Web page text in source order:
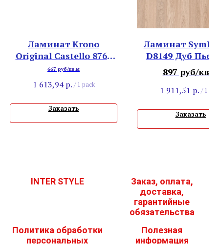
Ламинат Krono
Original Castello 8766
Венге Киото
667 руб/кв.м
1 613,94 р. / 1 pack
Заказать
Ламинат
D8149 Дуб
897 руб/кв.м
1 911,51 р. / 1
Заказать
INTER STYLE
Заказ, оплата,
доставка,
гарантийные
обязательства
Политика обработки
персональных
Полезная
информация